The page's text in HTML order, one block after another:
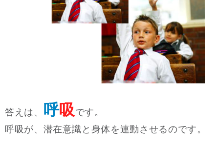
答えは、 呼吸です。
呼吸が、潜在意識と身体を連動させるのです。